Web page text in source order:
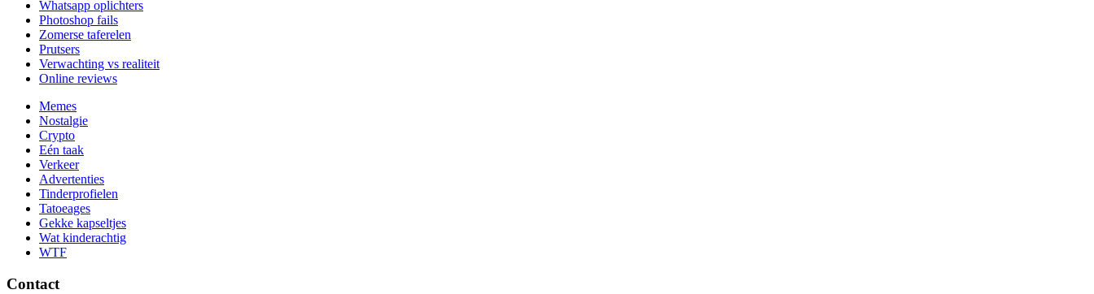
Whatsapp oplichters
Photoshop fails
Zomerse taferelen
Prutsers
Verwachting vs realiteit
Online reviews
Memes
Nostalgie
Crypto
Eén taak
Verkeer
Advertenties
Tinderprofielen
Tatoeages
Gekke kapseltjes
Wat kinderachtig
WTF
Contact